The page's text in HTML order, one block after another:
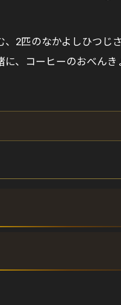
2匹のなかよしひつじさ
に、コーヒーのおべんき